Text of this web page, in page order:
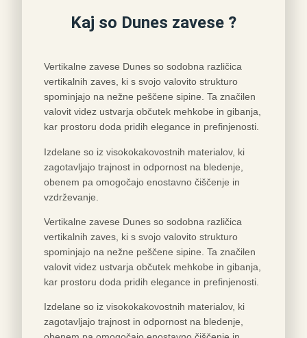
Kaj so Dunes zavese ?
Vertikalne zavese Dunes so sodobna različica
vertikalnih zaves, ki s svojo valovito strukturo
spominjajo na nežne peščene sipine. Ta značilen
valovit videz ustvarja občutek mehkobe in gibanja,
kar prostoru doda pridih elegance in prefinjenosti.
Izdelane so iz visokokakovostnih materialov, ki
zagotavljajo trajnost in odpornost na bledenje,
obenem pa omogočajo enostavno čiščenje in
vzdrževanje.
Vertikalne zavese Dunes so sodobna različica
vertikalnih zaves, ki s svojo valovito strukturo
spominjajo na nežne peščene sipine. Ta značilen
valovit videz ustvarja občutek mehkobe in gibanja,
kar prostoru doda pridih elegance in prefinjenosti.
Izdelane so iz visokokakovostnih materialov, ki
zagotavljajo trajnost in odpornost na bledenje,